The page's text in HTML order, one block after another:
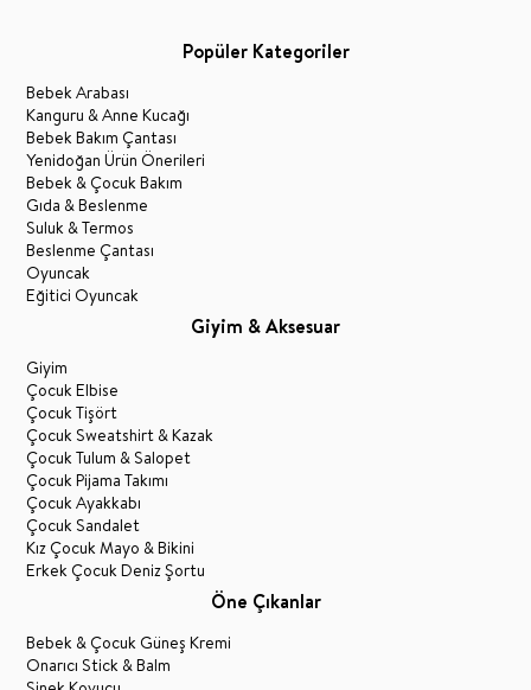
Popüler Kategoriler
Bebek Arabası
Kanguru & Anne Kucağı
Bebek Bakım Çantası
Yenidoğan Ürün Önerileri
Bebek & Çocuk Bakım
Gıda & Beslenme
Suluk & Termos
Beslenme Çantası
Oyuncak
Eğitici Oyuncak
Giyim & Aksesuar
Giyim
Çocuk Elbise
Çocuk Tişört
Çocuk Sweatshirt & Kazak
Çocuk Tulum & Salopet
Çocuk Pijama Takımı
Çocuk Ayakkabı
Çocuk Sandalet
Kız Çocuk Mayo & Bikini
Erkek Çocuk Deniz Şortu
Öne Çıkanlar
Bebek & Çocuk Güneş Kremi
Onarıcı Stick & Balm